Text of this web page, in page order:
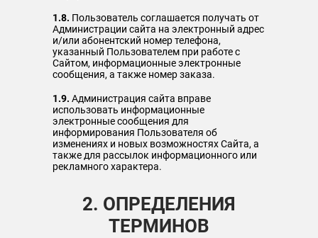
1.8. Пользователь соглашается получать от
Администрации сайта на электронный адрес
и/или абонентский номер телефона,
указанный Пользователем при работе с
Сайтом, информационные электронные
сообщения, а также номер заказа.
1.9. Администрация сайта вправе
использовать информационные
электронные сообщения для
информирования Пользователя об
изменениях и новых возможностях Сайта, а
также для рассылок информационного или
рекламного характера.
2. ОПРЕДЕЛЕНИЯ
ТЕРМИНОВ